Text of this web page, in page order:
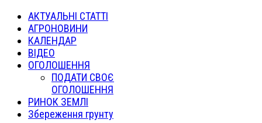
АКТУАЛЬНІ СТАТТІ
АГРОНОВИНИ
КАЛЕНДАР
ВІДЕО
ОГОЛОШЕННЯ
ПОДАТИ СВОЄ
ОГОЛОШЕННЯ
РИНОК ЗЕМЛІ
Збереження грунту